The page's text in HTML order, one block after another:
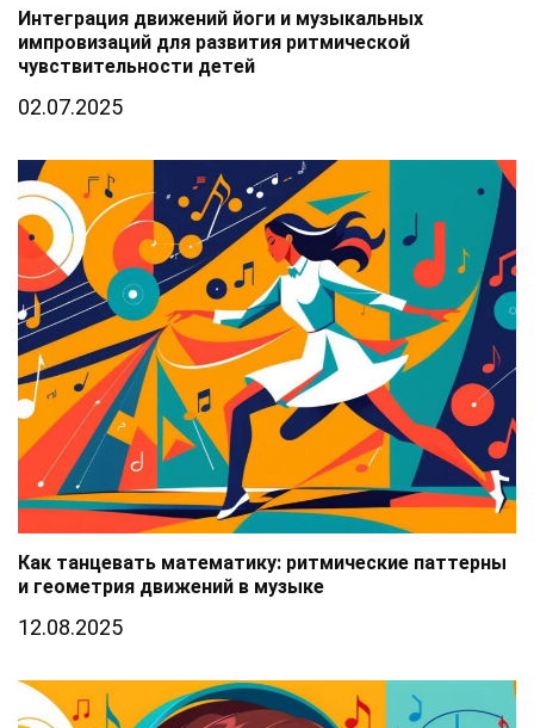
Интеграция движений йоги и музыкальных
импровизаций для развития ритмической
чувствительности детей
02.07.2025
Как танцевать математику: ритмические паттерны
и геометрия движений в музыке
12.08.2025